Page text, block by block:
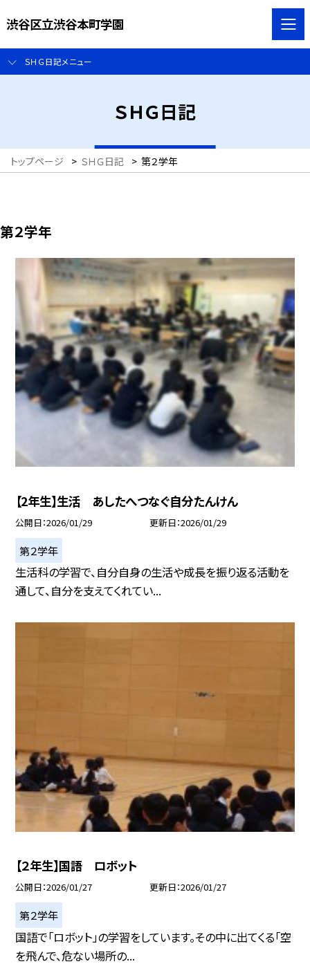
渋谷区立渋谷本町学園
ＳＨＧ日記メニュー
ＳＨＧ日記
トップページ > ＳＨＧ日記 > 第２学年
第２学年
【2年生】生活 あしたへつなぐ自分たんけん
公開日 2026/01/29 更新日 2026/01/29
第２学年
生活科の学習で、自分自身の生活や成長を振り返る活動を
通して、自分を支えてくれてい...
【２年生】国語 ロボット
公開日 2026/01/27 更新日 2026/01/27
第２学年
国語で「ロボット」の学習をしています。その中に出てくる「空
を飛んで、危ない場所の...